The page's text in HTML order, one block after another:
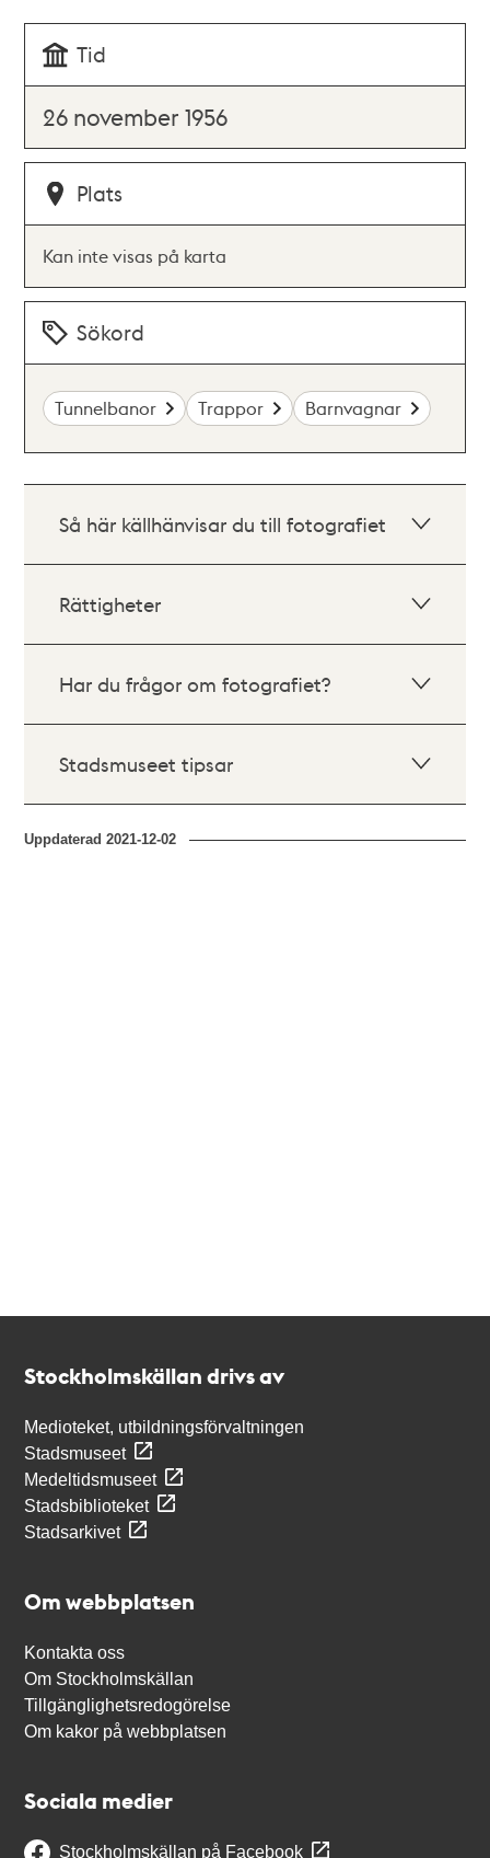
Tid
26 november 1956
Plats
Kan inte visas på karta
Sökord
Tunnelbanor Trappor Barnvagnar
Så här källhänvisar du till fotografiet
Rättigheter
Har du frågor om fotografiet?
Stadsmuseet tipsar
Uppdaterad2021-12-02
Stockholmskällan drivs av
Medioteket, utbildningsförvaltningen
Stadsmuseet
Medeltidsmuseet
Stadsbiblioteket
Stadsarkivet
Om webbplatsen
Kontakta oss
Om Stockholmskällan
Tillgänglighetsredogörelse
Om kakor på webbplatsen
Sociala medier
Stockholmskällan på Facebook